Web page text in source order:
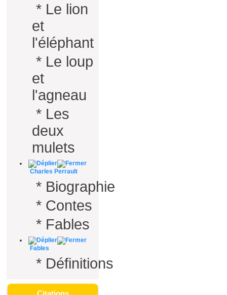
* Le lion
et
l'éléphant
* Le loup
et
l'agneau
* Les
deux
mulets
Charles Perrault
* Biographie
* Contes
* Fables
Fables
* Définitions
Citations